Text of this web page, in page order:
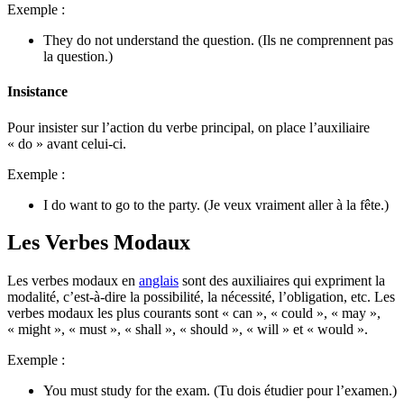
Exemple :
They do not understand the question. (Ils ne comprennent pas
la question.)
Insistance
Pour insister sur l’action du verbe principal, on place l’auxiliaire
« do » avant celui-ci.
Exemple :
I do want to go to the party. (Je veux vraiment aller à la fête.)
Les Verbes Modaux
Les verbes modaux en anglais sont des auxiliaires qui expriment la
modalité, c’est-à-dire la possibilité, la nécessité, l’obligation, etc. Les
verbes modaux les plus courants sont « can », « could », « may »,
« might », « must », « shall », « should », « will » et « would ».
Exemple :
You must study for the exam. (Tu dois étudier pour l’examen.)